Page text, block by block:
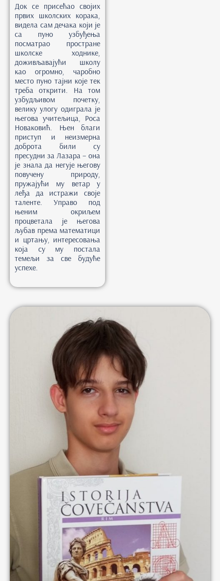
Док се присећао својих
првих школских корака,
видела сам дечака који је
са пуно узбуђења
посматрао простране
школске ходнике,
доживљавајући школу
као огромно, чаробно
место пуно тајни које тек
треба открити. На том
узбудљивом почетку,
велику улогу одиграла је
његова учитељица, Роса
Новаковић. Њен благи
приступ и неизмерна
доброта били су
пресудни за Лазара – она
је знала да негује његову
повучену природу,
пружајући му ветар у
леђа да истражи своје
таленте. Управо под
њеним окриљем
процветала је његова
љубав према математици
и цртању, интересовања
која су му постала
темељи за све будуће
успехе.